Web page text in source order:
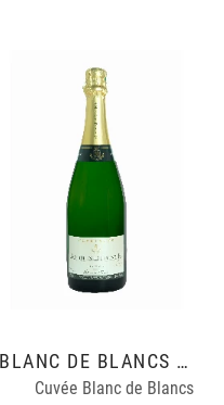
BLANC DE BLANCS GRAND CRU
Cuvée Blanc de Blancs